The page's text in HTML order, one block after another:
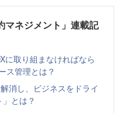
マネジメント」連載記
に取り組まなければなら
ス管理とは？
消し、ビジネスをドライ
とは？